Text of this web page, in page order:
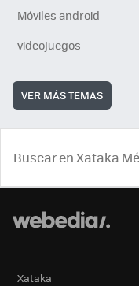
Móviles android
videojuegos
VER MÁS TEMAS
Xataka